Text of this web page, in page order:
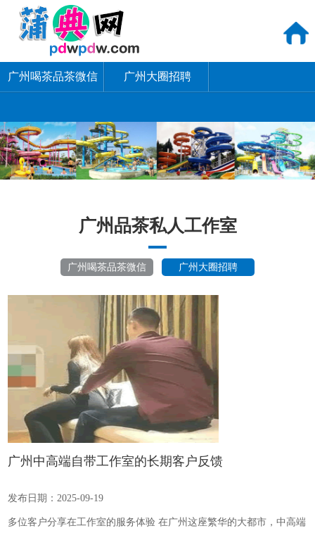
广州喝茶品茶微信 广州大圈招聘
广州品茶私人工作室
广州喝茶品茶微信 广州大圈招聘
广州中高端自带工作室的长期客户反馈
发布日期：2025-09-19
多位客户分享在工作室的服务体验 在广州这座繁华的大都市，中高端